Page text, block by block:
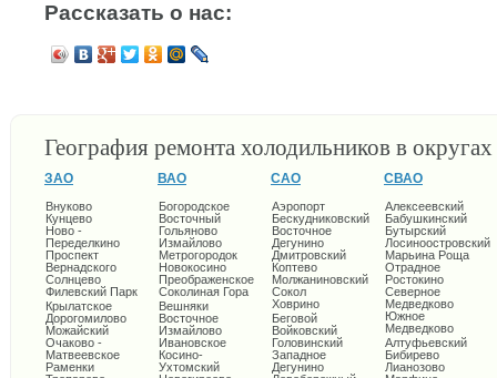
Рассказать о нас:
География ремонта холодильников в
ЗАО
Внуково
Кунцево
Ново -
Переделкино
Проспект
Вернадского
Солнцево
Филевский Парк
Крылатское
Дорогомилово
Можайский
Очаково -
Матвеевское
Раменки
ВАО
Богородское
Восточный
Гольяново
Измайлово
Метрогородок
Новокосино
Преображенское
Соколиная Гора
Вешняки
Восточное
Измайлово
Ивановское
Косино-
Ухтомский
САО
Аэропорт
Бескудниковский
Восточное
Дегунино
Дмитровский
Коптево
Молжаниновский
Сокол
Ховрино
Беговой
Войковский
Головинский
Западное
Дегунино
СВАО
Алексеевский
Бабушкинский
Бутырский
Лосиноостровский
Марьина Роща
Отрадное
Ростокино
Северное
Медведково
Южное
Медведково
Алтуфьевский
Бибирево
Лианозово